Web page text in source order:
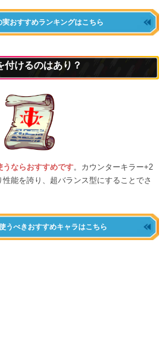
実おすすめランキングはこちら
付けるのはあり？
うならおすすめです。カウンターキラー+2
能を誇り、超バランス型にすることでさ
うべきおすすめキャラはこちら